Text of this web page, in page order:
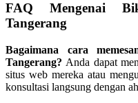
FAQ Mengenai
Tangerang
Bagaimana cara
Tangerang? Anda dapat
situs web mereka atau
konsultasi langsung dengan